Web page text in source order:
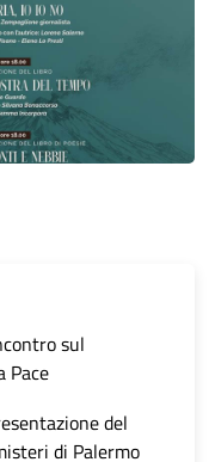
sul
Pace
del
di Palermo